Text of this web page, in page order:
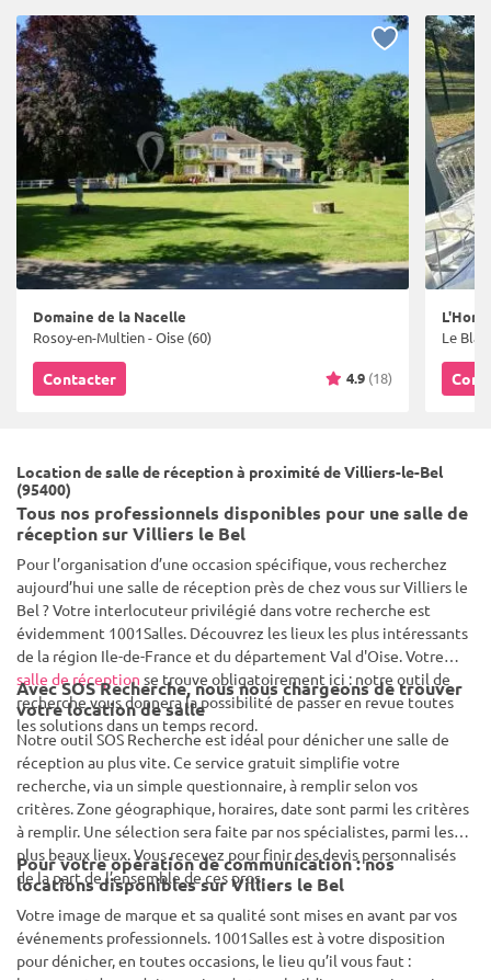
Domaine de la Nacelle
Rosoy-en-Multien - Oise (60)
Contacter 4.9 (18)
Le
Location de salle de réception à proximité de Villiers-le-Bel
(95400)
Tous nos professionnels disponibles pour une salle de
réception sur Villiers le Bel
Pour l’organisation d’une occasion spécifique, vous recherchez
aujourd’hui une salle de réception près de chez vous sur Villiers le
Bel ? Votre interlocuteur privilégié dans votre recherche est
évidemment 1001Salles. Découvrez les lieux les plus intéressants
de la région Ile-de-France et du département Val d'Oise. Votre
salle de réception se trouve obligatoirement ici : notre outil de
recherche vous donnera la possibilité de passer en revue toutes
les solutions dans un temps record.
Avec SOS Recherche, nous nous chargeons de trouver
votre location de salle
Notre outil SOS Recherche est idéal pour dénicher une salle de
réception au plus vite. Ce service gratuit simplifie votre
recherche, via un simple questionnaire, à remplir selon vos
critères. Zone géographique, horaires, date sont parmi les critères
à remplir. Une sélection sera faite par nos spécialistes, parmi les
plus beaux lieux. Vous recevez pour finir des devis personnalisés
de la part de l’ensemble de ces pros.
Pour votre opération de communication : nos
locations disponibles sur Villiers le Bel
Votre image de marque et sa qualité sont mises en avant par vos
événements professionnels. 1001Salles est à votre disposition
pour dénicher, en toutes occasions, le lieu qu’il vous faut :